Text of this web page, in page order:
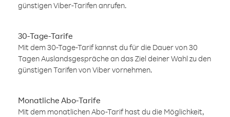
günstigen Viber-Tarifen anrufen.
30-Tage-Tarife
Mit dem 30-Tage-Tarif kannst du für die Dauer von 30
Tagen Auslandsgespräche an das Ziel deiner Wahl zu den
günstigen Tarifen von Viber vornehmen.
Monatliche Abo-Tarife
Mit dem monatlichen Abo-Tarif hast du die Möglichkeit,